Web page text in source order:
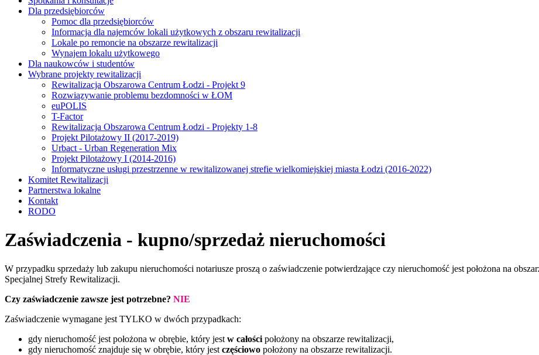
Dla przedsiębiorców
Pomoc dla przedsiębiorców
Informacja dla najemców lokali użytkowych z obszaru rewitalizacji
Lokale po remoncie na obszarze rewitalizacji
Wynajem lokalu użytkowego
Dla naukowców i studentów
Wybrane projekty rewitalizacji
Rewitalizacja Obszarowa Centrum Łodzi - Projekt 9
Rozwiązywanie problemu bezdomności w ŁOM
euPOLIS
T-Factor
Rewitalizacja Obszarowa Centrum Łodzi - Projekty 1-8
Projekt Pilotażowy II (2017-2019)
Urbact - Urban Regeneration Mix
Projekt Pilotażowy I (2014-2016)
Informatyczne usługi przestrzenne w rewitalizowanej strefie wielkomiejskiej miasta Łodzi (2016-2022)
Komitet Rewitalizacji
Partnerstwa lokalne
Kontakt
RODO
Zaświadczenia - kupno/sprzedaż nieruchomości
W przypadku sprzedaży lub zakupu nieruchomości notariusze proszą o zaświadczenie potwierdzające czy nieruchomość jest położona na
Specjalnej Strefy Rewitalizacji.
Czy zaświadczenie zawsze jest potrzebne? NIE
Zaświadczenie wymagane jest TYLKO w dwóch przypadkach:
gdy nieruchomość jest położona w obrębie, który jest w całości położony na obszarze rewitalizacji,
gdy nieruchomość znajduje się w obrębie, który jest częściowo położony na obszarze rewitalizacji.